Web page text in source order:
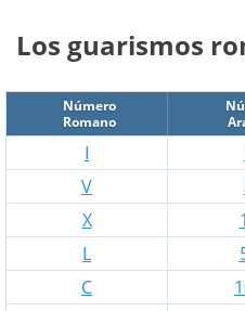
Los guarismos
Número
Romano
I
V
X
L
C